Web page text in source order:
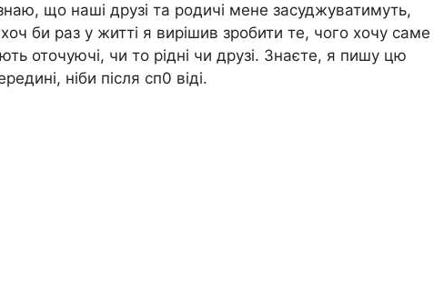
що наші друзі та родичі мене засуджуватимуть,
би раз у житті я вирішив зробити те, чого хочу саме
оточуючі, чи то рідні чи друзі. Знаєте, я пишу цю
ніби після сп0 віді.